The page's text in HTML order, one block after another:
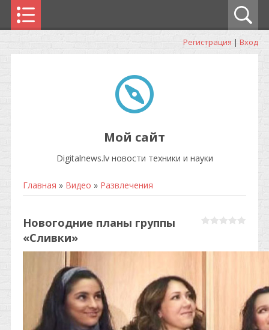
Регистрация | Вход
Мой сайт
Digitalnews.lv новости техники и науки
Главная » Видео » Развлечения
Новогодние планы группы
«Сливки»